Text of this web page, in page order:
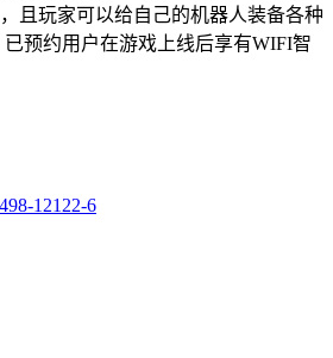
且玩家可以给自己的机器人装备各种
预约用户在游戏上线后享有WIFI智
12122-6